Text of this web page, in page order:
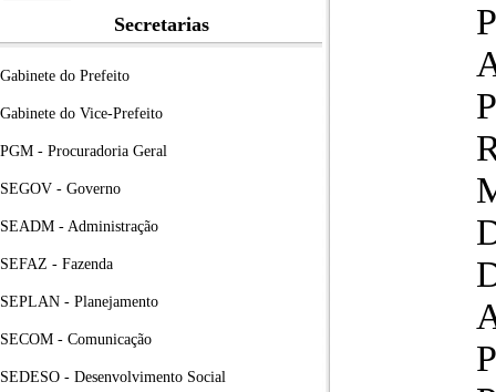
Secretarias
Gabinete do Prefeito
Gabinete do Vice-Prefeito
PGM - Procuradoria Geral
SEGOV - Governo
SEADM - Administração
SEFAZ - Fazenda
SEPLAN - Planejamento
SECOM - Comunicação
SEDESO - Desenvolvimento Social